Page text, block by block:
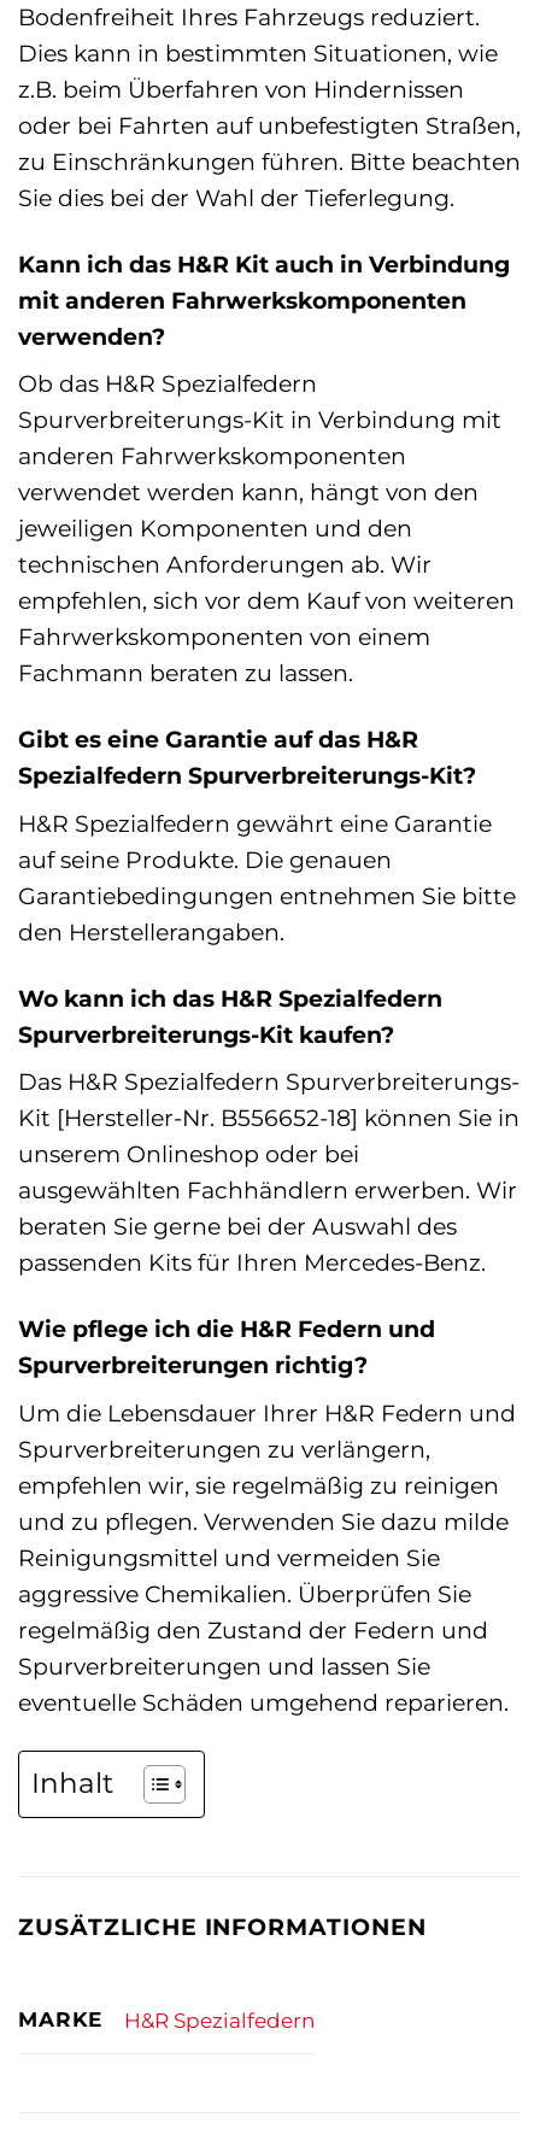
Bodenfreiheit Ihres Fahrzeugs reduziert.
Dies kann in bestimmten Situationen, wie
z.B. beim Überfahren von Hindernissen
oder bei Fahrten auf unbefestigten Straßen,
zu Einschränkungen führen. Bitte beachten
Sie dies bei der Wahl der Tieferlegung.
Kann ich das H&R Kit auch in Verbindung
mit anderen Fahrwerkskomponenten
verwenden?
Ob das H&R Spezialfedern
Spurverbreiterungs-Kit in Verbindung mit
anderen Fahrwerkskomponenten
verwendet werden kann, hängt von den
jeweiligen Komponenten und den
technischen Anforderungen ab. Wir
empfehlen, sich vor dem Kauf von weiteren
Fahrwerkskomponenten von einem
Fachmann beraten zu lassen.
Gibt es eine Garantie auf das H&R
Spezialfedern Spurverbreiterungs-Kit?
H&R Spezialfedern gewährt eine Garantie
auf seine Produkte. Die genauen
Garantiebedingungen entnehmen Sie bitte
den Herstellerangaben.
Wo kann ich das H&R Spezialfedern
Spurverbreiterungs-Kit kaufen?
Das H&R Spezialfedern Spurverbreiterungs-
Kit [Hersteller-Nr. B556652-18] können Sie in
unserem Onlineshop oder bei
ausgewählten Fachhändlern erwerben. Wir
beraten Sie gerne bei der Auswahl des
passenden Kits für Ihren Mercedes-Benz.
Wie pflege ich die H&R Federn und
Spurverbreiterungen richtig?
Um die Lebensdauer Ihrer H&R Federn und
Spurverbreiterungen zu verlängern,
empfehlen wir, sie regelmäßig zu reinigen
und zu pflegen. Verwenden Sie dazu milde
Reinigungsmittel und vermeiden Sie
aggressive Chemikalien. Überprüfen Sie
regelmäßig den Zustand der Federn und
Spurverbreiterungen und lassen Sie
eventuelle Schäden umgehend reparieren.
Inhalt
ZUSÄTZLICHE INFORMATIONEN
MARKE H&R Spezialfedern